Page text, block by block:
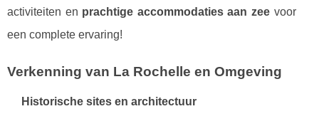
activiteiten en prachtige accommodaties aan zee voor
een complete ervaring!
Verkenning van La Rochelle en Omgeving
Historische sites en architectuur